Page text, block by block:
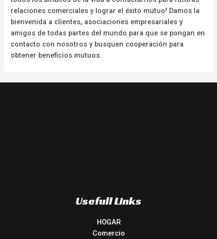
relaciones comerciales y lograr el éxito mutuo! Damos la
bienvenida a clientes, asociaciones empresariales y
amigos de todas partes del mundo para que se pongan en
contacto con nosotros y busquen cooperación para
obtener beneficios mutuos.
Usefull Links
HOGAR
Comercio